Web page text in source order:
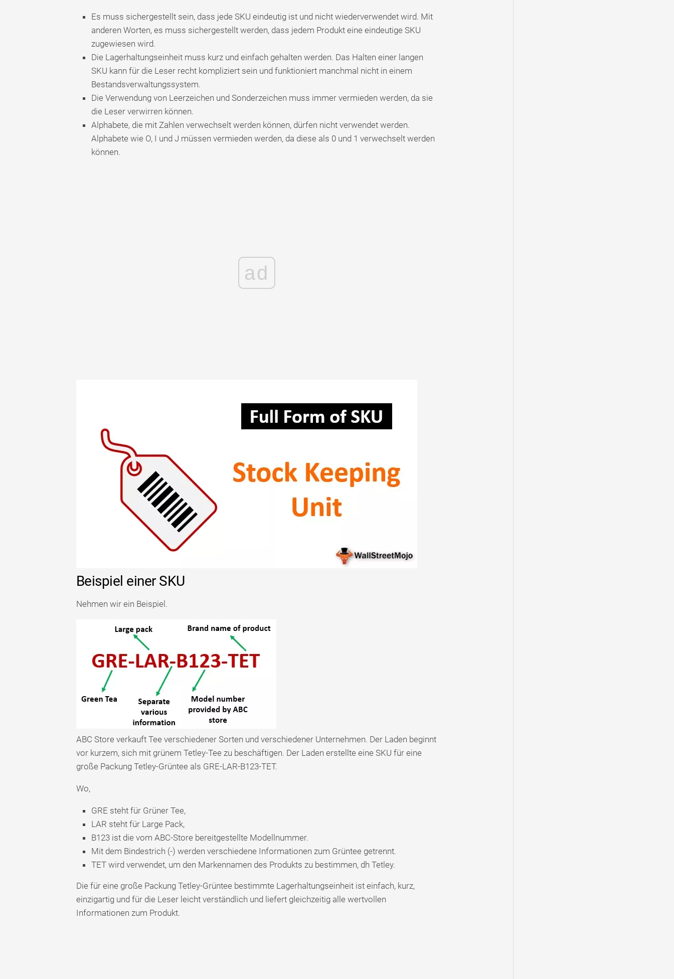
Es muss sichergestellt sein, dass jede SKU eindeutig ist und nicht wiederverwendet wird. Mit
anderen Worten, es muss sichergestellt werden, dass jedem Produkt eine eindeutige SKU
zugewiesen wird.
Die Lagerhaltungseinheit muss kurz und einfach gehalten werden. Das Halten einer langen
SKU kann für die Leser recht kompliziert sein und funktioniert manchmal nicht in einem
Bestandsverwaltungssystem.
Die Verwendung von Leerzeichen und Sonderzeichen muss immer vermieden werden, da sie
die Leser verwirren können.
Alphabete, die mit Zahlen verwechselt werden können, dürfen nicht verwendet werden.
Alphabete wie O, I und J müssen vermieden werden, da diese als 0 und 1 verwechselt werden
können.
ad
Beispiel einer SKU
Nehmen wir ein Beispiel.
ABC Store verkauft Tee verschiedener Sorten und verschiedener Unternehmen. Der Laden beginnt
vor kurzem, sich mit grünem Tetley-Tee zu beschäftigen. Der Laden erstellte eine SKU für eine
große Packung Tetley-Grüntee als GRE-LAR-B123-TET.
Wo,
GRE steht für Grüner Tee,
LAR steht für Large Pack,
B123 ist die vom ABC-Store bereitgestellte Modellnummer.
Mit dem Bindestrich (-) werden verschiedene Informationen zum Grüntee getrennt.
TET wird verwendet, um den Markennamen des Produkts zu bestimmen, dh Tetley.
Die für eine große Packung Tetley-Grüntee bestimmte Lagerhaltungseinheit ist einfach, kurz,
einzigartig und für die Leser leicht verständlich und liefert gleichzeitig alle wertvollen
Informationen zum Produkt.